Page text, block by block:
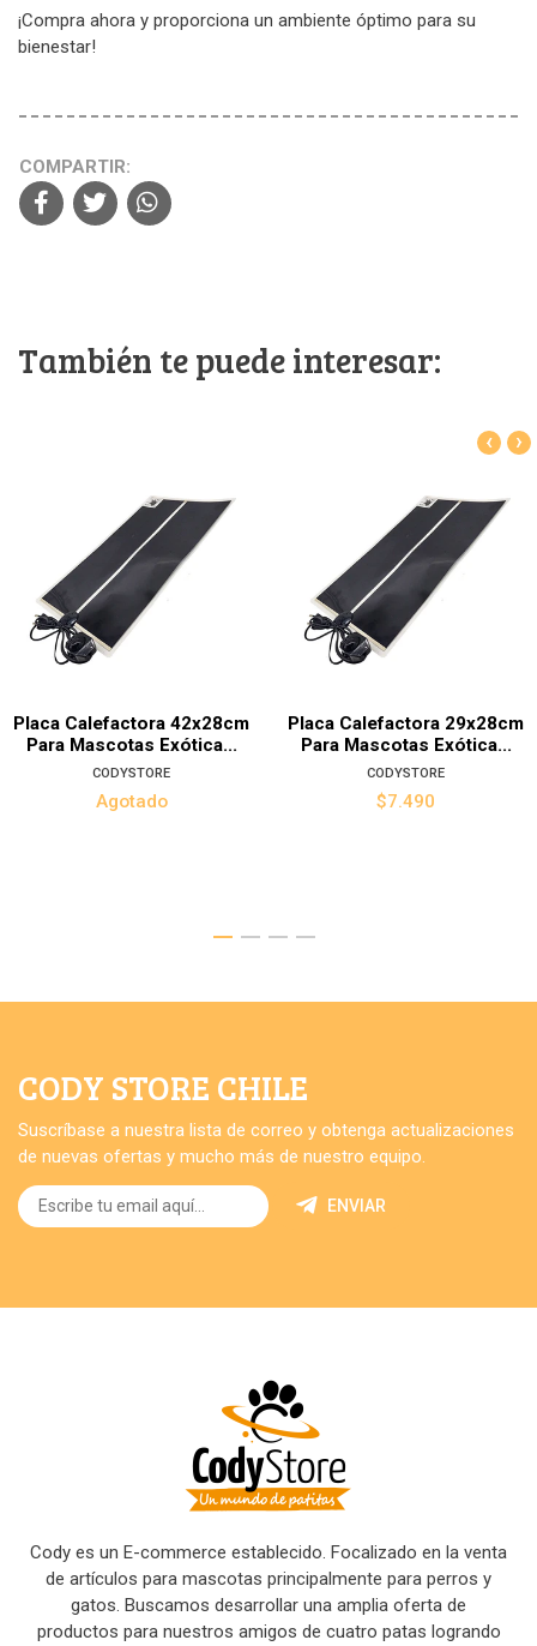
¡Compra ahora y proporciona un ambiente óptimo para su
bienestar!
COMPARTIR:
También te puede interesar:
Placa Calefactora 42x28cm
Para Mascotas Exótica...
CODYSTORE
Agotado
Placa Calefactora 29x28cm
Para Mascotas Exótica...
CODYSTORE
$7.490
‹ ›
CODY STORE CHILE
Suscríbase a nuestra lista de correo y obtenga actualizaciones
de nuevas ofertas y mucho más de nuestro equipo.
ENVIAR
Cody es un E-commerce establecido. Focalizado en la venta
de artículos para mascotas principalmente para perros y
gatos. Buscamos desarrollar una amplia oferta de
productos para nuestros amigos de cuatro patas logrando